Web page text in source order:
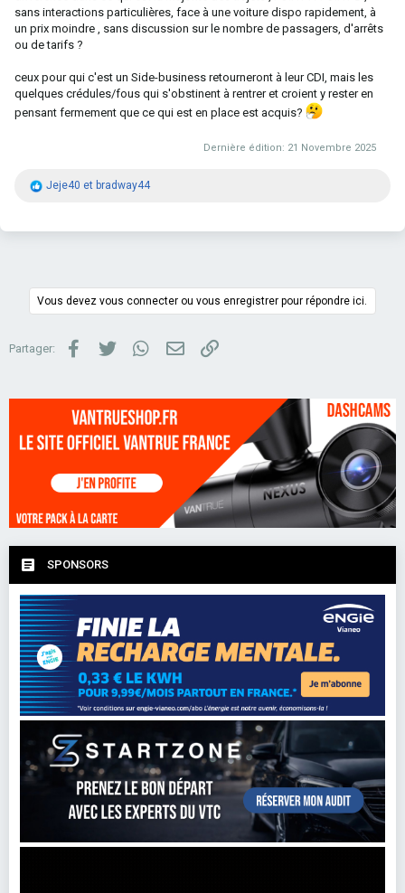
sans interactions particulières, face à une voiture dispo rapidement, à
un prix moindre , sans discussion sur le nombre de passagers, d'arrêts
ou de tarifs ?
ceux pour qui c'est un Side-business retourneront à leur CDI, mais les
quelques crédules/fous qui s'obstinent à rentrer et croient y rester en
pensant fermement que ce qui est en place est acquis?
Dernière édition: 21 Novembre 2025
R
n
s
:
Jeje40 et bradway44
Vous devez vous connecter ou vous enregistrer pour répondre ici.
Partager: Facebook
Twitter WhatsApp
Email Lien
SPONSORS